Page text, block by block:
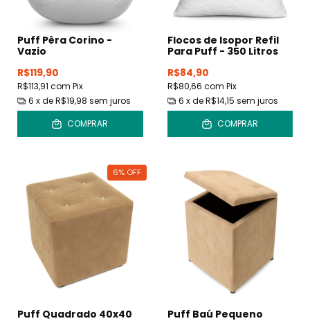
Puff Pêra Corino -
Vazio
R$119,90
R$113,91 com Pix
6 x deR$19,98 sem juros
COMPRAR
Flocos de Isopor Refil
Para Puff - 350 Litros
R$84,90
R$80,66 com Pix
6 x deR$14,15 sem juros
COMPRAR
6% OFF
Puff Quadrado 40x40
Puff Baú Pequeno